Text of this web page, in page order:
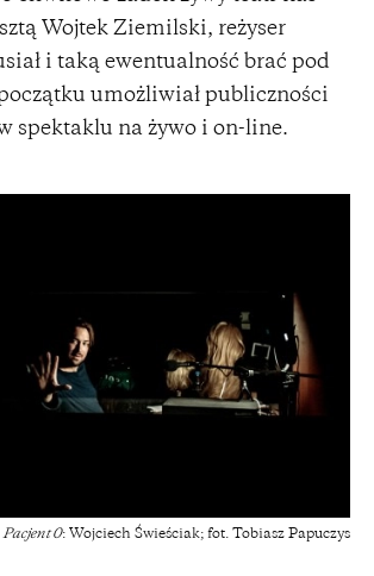
Wojtek Ziemilski, reżyser
i taką ewentualność brać pod
umożliwiał publiczności
spektaklu na żywo i on-line.
Pacjent 0: Wojciech Świeściak; fot. Tobiasz Papuczys